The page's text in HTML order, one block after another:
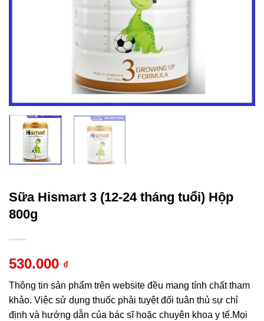
Sữa Hismart 3 (12-24 tháng tuổi) Hộp
800g
530.000 ₫
Thông tin sản phẩm trên website đều mang tính chất tham
khảo. Việc sử dụng thuốc phải tuyệt đối tuân thủ sự chỉ
định và hướng dẫn của bác sĩ hoặc chuyên khoa y tế.Mọi